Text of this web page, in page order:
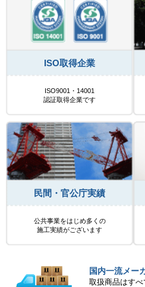
ISO取得企業
ISO9001・14001
認証取得企業です
民間・官公庁実績
公共事業をはじめ多くの
施工実績がございます
国内一流メー
取扱商品はす